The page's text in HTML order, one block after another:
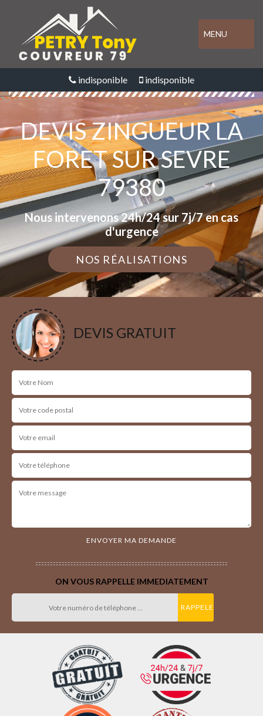
MENU
indisponible indisponible
DEVIS ZINGUEUR LA
FORET SUR SEVRE
79380
Nous intervenons 24h/24 sur 7j/7 en cas
d'urgence
NOS RÉALISATIONS
DEVIS GRATUIT
ON VOUS RAPPELLE IMMEDIATEMENT